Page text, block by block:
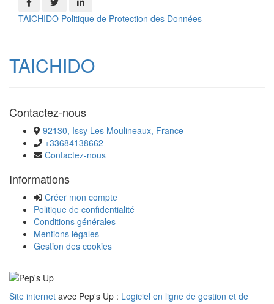
TAICHIDO Politique de Protection des Données
TAICHIDO
Contactez-nous
92130, Issy Les Moulineaux, France
+33684138662
Contactez-nous
Informations
Créer mon compte
Politique de confidentialité
Conditions générales
Mentions légales
Gestion des cookies
Site internet avec Pep's Up : Logiciel en ligne de gestion et de